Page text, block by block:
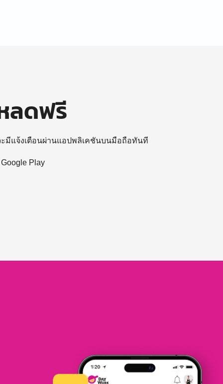
ลดฟรี
มีแจ้งเตือนผ่านแอปพลิเคชันบนมือถือทันที
Play